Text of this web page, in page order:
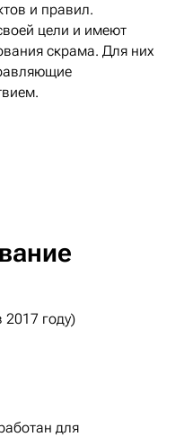
и правил.
цели и имеют
скрама. Для них
2017 году)
для